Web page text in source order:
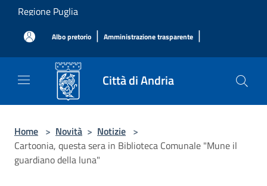
Salta al contenuto principale
Regione Puglia
Albo pretorio | Amministrazione trasparente |
Città di Andria
Home > Novità > Notizie >
Cartoonia, questa sera in Biblioteca Comunale "Mune il
guardiano della luna"